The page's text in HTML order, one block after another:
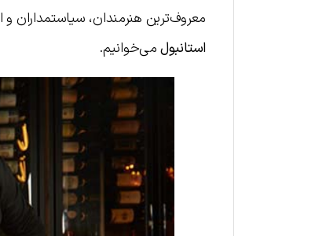
معروف‌ترین هنرمندان، سیاستمداران
استانبولمی‌خوانیم.